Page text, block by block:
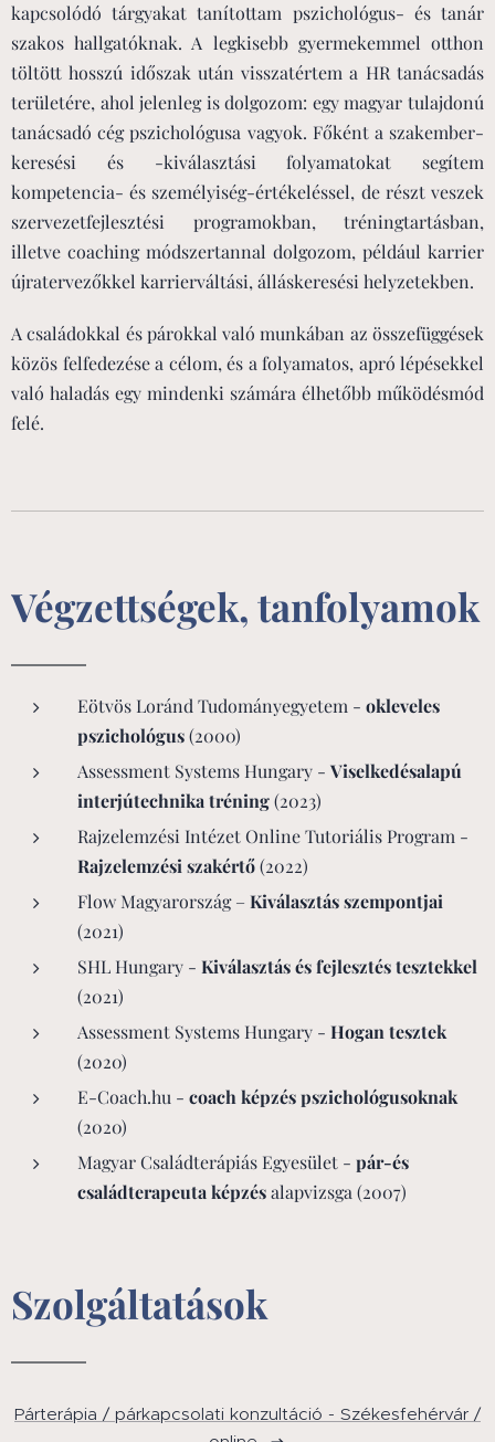
kapcsolódó tárgyakat tanítottam pszichológus- és tanár
szakos hallgatóknak. A legkisebb gyermekemmel otthon
töltött hosszú időszak után visszatértem a HR tanácsadás
területére, ahol jelenleg is dolgozom: egy magyar tulajdonú
tanácsadó cég pszichológusa vagyok. Főként a szakember-
keresési és -kiválasztási folyamatokat segítem
kompetencia- és személyiség-értékeléssel, de részt veszek
szervezetfejlesztési programokban, tréningtartásban,
illetve coaching módszertannal dolgozom, például karrier
újratervezőkkel karrierváltási, álláskeresési helyzetekben.
A családokkal és párokkal való munkában az összefüggések
közös felfedezése a célom, és a folyamatos, apró lépésekkel
való haladás egy mindenki számára élhetőbb működésmód
felé.
Végzettségek, tanfolyamok
Eötvös Loránd Tudományegyetem - okleveles
pszichológus(2000)
Assessment Systems Hungary - Viselkedésalapú
interjútechnika tréning(2023)
Rajzelemzési Intézet Online Tutoriális Program -
Rajzelemzési szakértő(2022)
Flow Magyarország –Kiválasztás szempontjai
(2021)
SHL Hungary - Kiválasztás és fejlesztés tesztekkel
(2021)
Assessment Systems Hungary - Hogan tesztek
(2020)
E-Coach.hu - coach képzés pszichológusoknak
(2020)
Magyar Családterápiás Egyesület - pár-és
családterapeuta képzésalapvizsga (2007)
Szolgáltatások
Párterápia / párkapcsolati konzultáció - Székesfehérvár /